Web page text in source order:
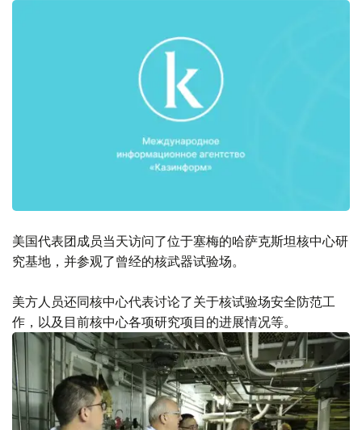
美国代表团成员当天访问了位于塞梅的哈萨克斯坦核中心研
究基地，并参观了曾经的核武器试验场。
美方人员还同核中心代表讨论了关于核试验场安全防范工
作，以及目前核中心各项研究项目的进展情况等。